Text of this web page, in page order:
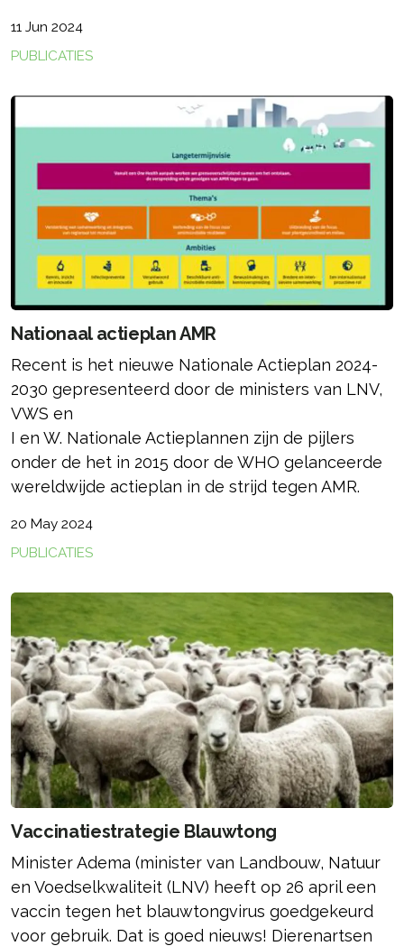
11 Jun 2024
PUBLICATIES
Nationaal actieplan AMR
Recent is het nieuwe Nationale Actieplan 2024-
2030 gepresenteerd door de ministers van LNV,
VWS en
I en W. Nationale Actieplannen zijn de pijlers
onder de het in 2015 door de WHO gelanceerde
wereldwijde actieplan in de strijd tegen AMR.
20 May 2024
PUBLICATIES
Vaccinatiestrategie Blauwtong
Minister Adema (minister van Landbouw, Natuur
en Voedselkwaliteit (LNV) heeft op 26 april een
vaccin tegen het blauwtongvirus goedgekeurd
voor gebruik. Dat is goed nieuws! Dierenartsen